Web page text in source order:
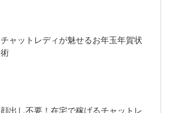
チャットレディが魅せるお年玉年賀状
術
顔出し不要！在宅で稼げるチャットレ